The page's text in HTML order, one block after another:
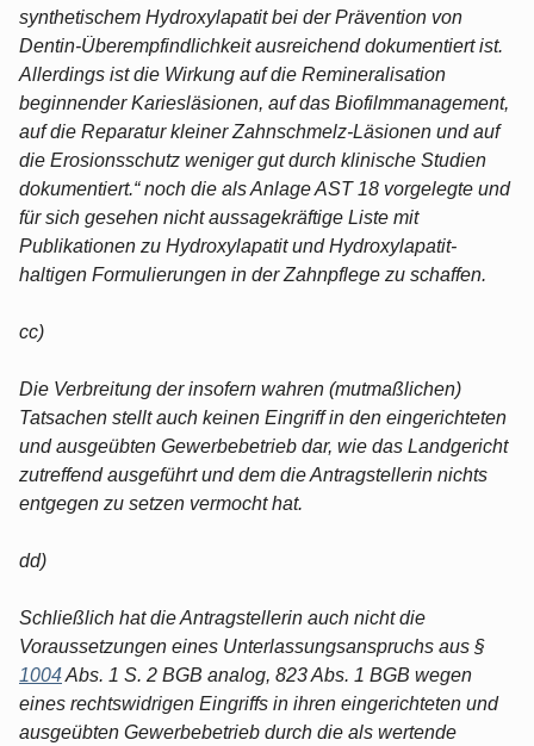
synthetischem Hydroxylapatit bei der Prävention von
Dentin-Überempfindlichkeit ausreichend dokumentiert ist.
Allerdings ist die Wirkung auf die Remineralisation
beginnender Kariesläsionen, auf das Biofilmmanagement,
auf die Reparatur kleiner Zahnschmelz-Läsionen und auf
die Erosionsschutz weniger gut durch klinische Studien
dokumentiert.“ noch die als Anlage AST 18 vorgelegte und
für sich gesehen nicht aussagekräftige Liste mit
Publikationen zu Hydroxylapatit und Hydroxylapatit-
haltigen Formulierungen in der Zahnpflege zu schaffen.
cc)
Die Verbreitung der insofern wahren (mutmaßlichen)
Tatsachen stellt auch keinen Eingriff in den eingerichteten
und ausgeübten Gewerbebetrieb dar, wie das Landgericht
zutreffend ausgeführt und dem die Antragstellerin nichts
entgegen zu setzen vermocht hat.
dd)
Schließlich hat die Antragstellerin auch nicht die
Voraussetzungen eines Unterlassungsanspruchs aus §
1004Abs. 1 S. 2 BGB analog, 823 Abs. 1 BGB wegen
eines rechtswidrigen Eingriffs in ihren eingerichteten und
ausgeübten Gewerbebetrieb durch die als wertende